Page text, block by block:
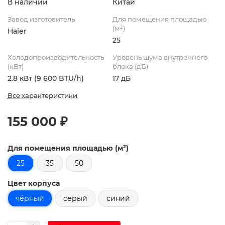
В наличии Китай
Завод изготовитель
Haier
Для помещения площадью
(м²)
25
Холодопроизводительность
(кВт)
2.8 кВт (9 600 BTU/h)
Уровень шума внутреннего
блока (дБ)
17 дБ
Все характеристики
155 000 ₽
Для помещения площадью (м²)
25
35 50
Цвет корпуса
чёрный
серый синий